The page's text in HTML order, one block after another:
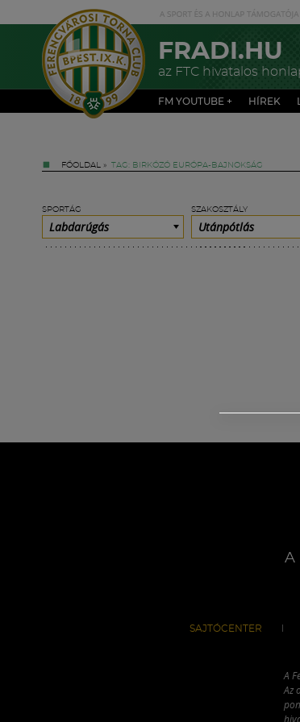
FRADI.HU
az FTC hivatalos
FM YOUTUBE + HÍREK
FŐOLDAL » TAG: BIRKÓZÓ EURÓPA-BAJNOKSÁG
SPORTÁG
Labdarúgás
SZAKOSZTÁLY
Utánpótlás
A
SAJTÓCENTER
A
Az